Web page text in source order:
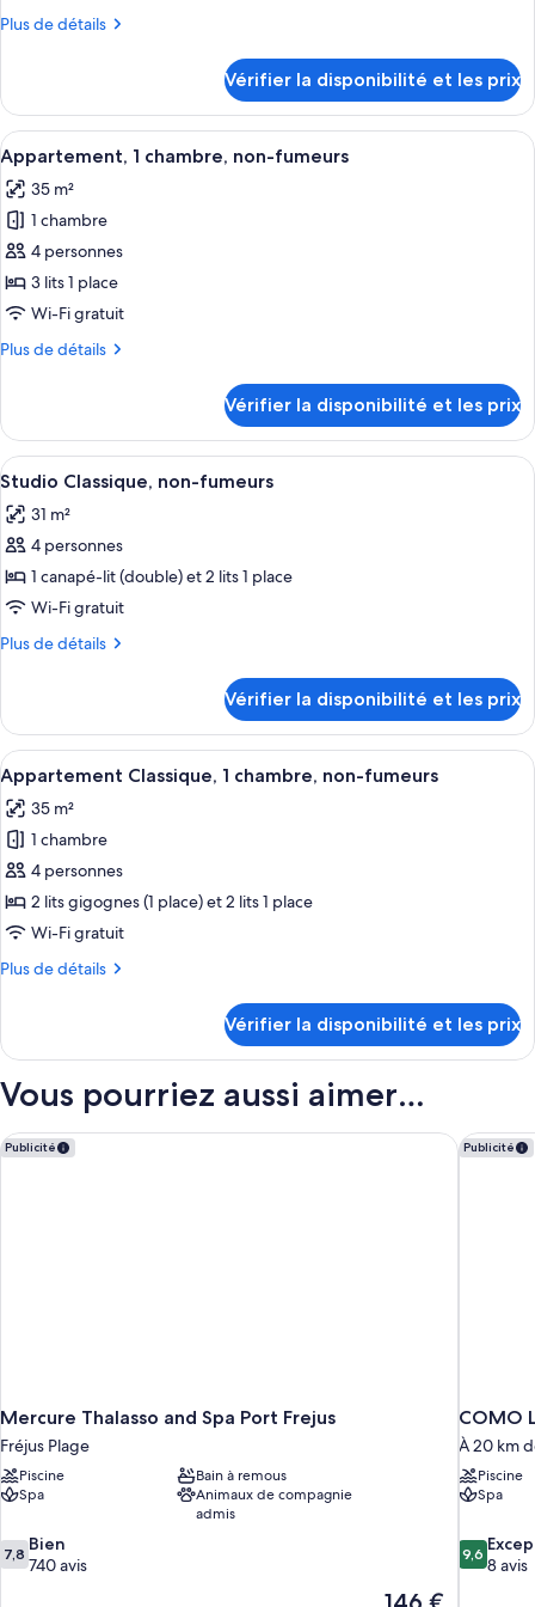
chambre :
Plus de détails
Plus
le
type
de
chambre
Studio
Classique
Vérifier la disponibilité et les prix
Afficher
toutes
les
photos
pour
ce
type
chambre :
chambre,
non-
fumeurs
Une chambre d’hôtel avec un lit,
12
Appartement, 1 chambre, non-fumeurs
35 m²
1 chambre
4 personnes
3 lits 1 place
Wi-Fi gratuit
Plus de détails
Plus
le
type
de
Appartement,
non-
fumeurs
Vérifier la disponibilité et les prix
Afficher
toutes
les
photos
pour
ce
type
Studio
Classique,
non-
fumeurs
Une cuisine moderne équipée d’un
7
Studio Classique, non-fumeurs
31 m²
4 personnes
1 canapé-lit (double) et 2 lits 1 place
Wi-Fi gratuit
Plus de détails
Plus
le
type
de
chambre
Studio
Classique,
non-
fumeurs
Vérifier la disponibilité et les prix
Afficher
toutes
les
photos
pour
ce
type
chambre :
chambre,
fumeurs
Une chambre d’hôtel avec un lit,
12
Appartement Classique, 1 chambre, non-fumeurs
35 m²
1 chambre
4 personnes
2 lits gigognes (1 place) et 2 lits 1 place
Wi-Fi gratuit
Plus de détails
Plus
le
de
Appartement
Classique,
Vérifier la disponibilité et les prix
Vous pourriez aussi aimer…
Publicité
Mercure Thalasso and Spa Port Frejus
Fréjus Plage
Piscine
Bain à remous
Spa
Animaux de compagnie
admis
7.8
sur
7,8 Bien
740 avis
Le
Mercure Thalasso and Spa Port Frejus Publicité
COMO
À 20 km
Piscine
Spa
9.6
sur
9,6
8 avis
COMO